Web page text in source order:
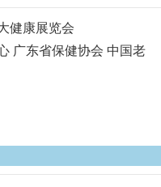
健康展览会
广东省保健协会 中国老